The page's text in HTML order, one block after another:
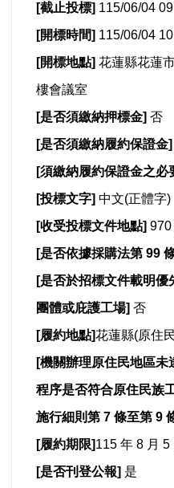
[截止投標] 115/06/04
[開標時間] 115/06/04
[開標地點] 花蓮縣花蓮
樓會議室
[是否須繳納押標金] 否
[是否須繳納履約保證金]
[須繳納履約保證金之必
[投標文字] 中文(正體字)
[收受投標文件地點] 970
[是否依據採購法第 99
[是否於招標文件載明優
團體或庇護工場] 否
[履約地點]花蓮縣(原住
[機關辦理原住民地區未
程序是否符合原住民族
施行細則第 7 條至第 9
[履約期限]115 年 8 月 5
[是否刊登公報] 是